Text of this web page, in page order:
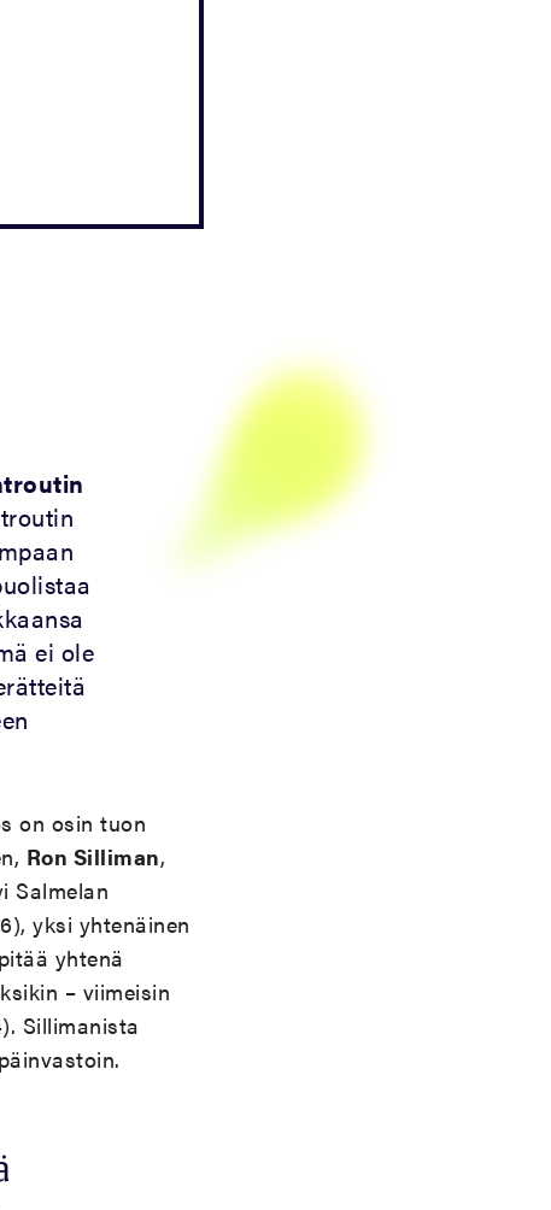
ei ole
on osin tuon
Ron Silliman,
Salmelan
yksi yhtenäinen
yhtenä
– viimeisin
Sillimanista